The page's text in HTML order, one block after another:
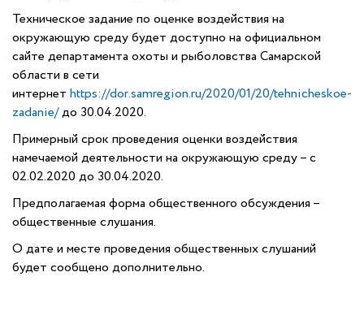
Техническое задание по оценке воздействия на
окружающую среду будет доступно на официальном
сайте департамента охоты и рыболовства Самарской
области в сети
интернет https://dor.samregion.ru/2020/01/20/tehnicheskoe-
zadanie/до 30.04.2020.
Примерный срок проведения оценки воздействия
намечаемой деятельности на окружающую среду – с
02.02.2020 до 30.04.2020.
Предполагаемая форма общественного обсуждения –
общественные слушания.
О дате и месте проведения общественных слушаний
будет сообщено дополнительно.